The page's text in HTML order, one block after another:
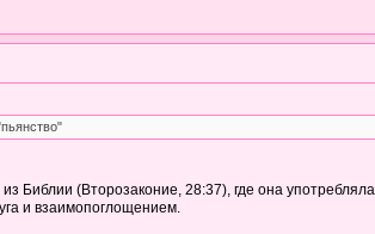
Библии (Второзаконие, 28:37), где она
и взаимопоглощением.